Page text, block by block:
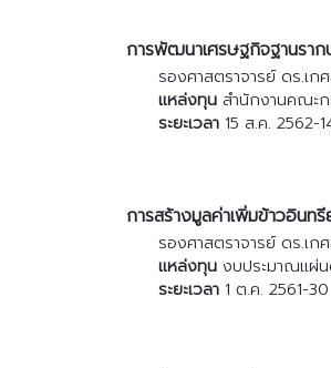
การพัฒนาเศรษฐกิจฐานราก
รองศาสตราจารย์ ดร.
แหล่งทุนสำนักงานคณะก
ระยะเวลา15 ส.ค. 2562-
การสร้างมูลค่าเพิ่มข้าวอินท
รองศาสตราจารย์ ดร.เ
แหล่งทุนงบประมาณแผ่น
ระยะเวลา1 ต.ค. 2561-